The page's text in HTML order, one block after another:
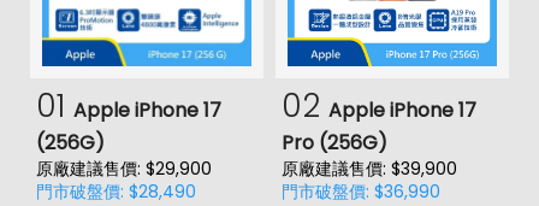
01 Apple iPhone 17
(256G)
原廠建議售價: $29,900
門市破盤價: $28,490
02 Apple iPhone 17
Pro (256G)
原廠建議售價: $39,900
門市破盤價: $36,990